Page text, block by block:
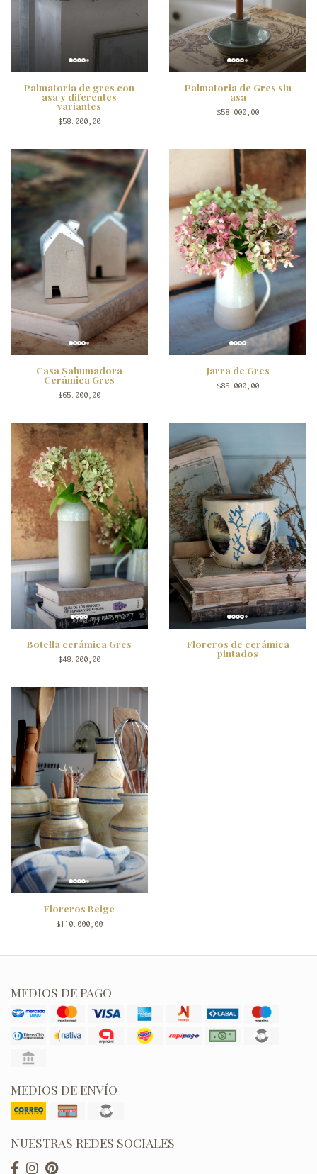
Palmatoria de gres con
asa y diferentes
variantes
$58.000,00
Palmatoria de Gres sin
asa
$58.000,00
Casa Sahumadora
Cerámica Gres
$65.000,00
Jarra de Gres
$85.000,00
Botella cerámica Gres
$48.000,00
Floreros de cerámica
pintados
Floreros Beige
$110.000,00
MEDIOS DE PAGO
MEDIOS DE ENVÍO
NUESTRAS REDES SOCIALES